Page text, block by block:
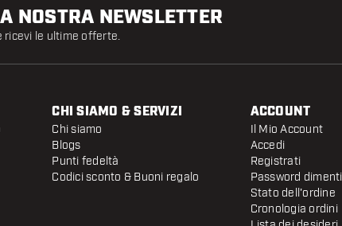
NOSTRA NEWSLETTER
ricevi le ultime offerte.
CHI SIAMO & SERVIZI
Chi siamo
Blogs
Punti fedeltà
Codici sconto & Buoni regalo
ACCOUNT
Il Mio Account
Accedi
Registrati
Password
Stato dell'ordine
Cronologia ordini